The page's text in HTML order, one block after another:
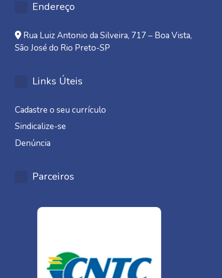
Endereço
Rua Luiz Antonio da Silveira, 717 – Boa Vista,
São José do Rio Preto-SP
Links Úteis
Cadastre o seu currículo
Sindicalize-se
Denúncia
Parceiros